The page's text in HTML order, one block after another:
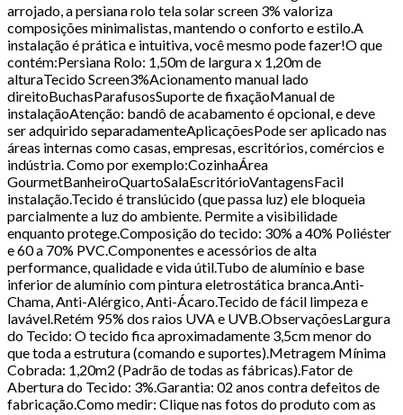
arrojado, a persiana rolo tela solar screen 3% valoriza
composições minimalistas, mantendo o conforto e estilo.A
instalação é prática e intuitiva, você mesmo pode fazer!O que
contém:Persiana Rolo: 1,50m de largura x 1,20m de
alturaTecido Screen3%Acionamento manual lado
direitoBuchasParafusosSuporte de fixaçãoManual de
instalaçãoAtenção: bandô de acabamento é opcional, e deve
ser adquirido separadamenteAplicaçõesPode ser aplicado nas
áreas internas como casas, empresas, escritórios, comércios e
indústria. Como por exemplo:CozinhaÁrea
GourmetBanheiroQuartoSalaEscritórioVantagensFacil
instalação.Tecido é translúcido (que passa luz) ele bloqueia
parcialmente a luz do ambiente. Permite a visibilidade
enquanto protege.Composição do tecido: 30% a 40% Poliéster
e 60 a 70% PVC.Componentes e acessórios de alta
performance, qualidade e vida útil.Tubo de alumínio e base
inferior de alumínio com pintura eletrostática branca.Anti-
Chama, Anti-Alérgico, Anti-Ácaro.Tecido de fácil limpeza e
lavável.Retém 95% dos raios UVA e UVB.ObservaçõesLargura
do Tecido: O tecido fica aproximadamente 3,5cm menor do
que toda a estrutura (comando e suportes).Metragem Mínima
Cobrada: 1,20m2 (Padrão de todas as fábricas).Fator de
Abertura do Tecido: 3%.Garantia: 02 anos contra defeitos de
fabricação.Como medir: Clique nas fotos do produto com as